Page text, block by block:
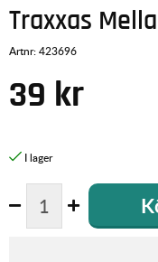
Traxxas
Artnr:423696
39 kr